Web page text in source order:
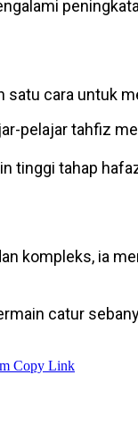
satu cara untuk
pelajar tahfiz
tinggi tahap
kompleks, ia
catur
Copy Link